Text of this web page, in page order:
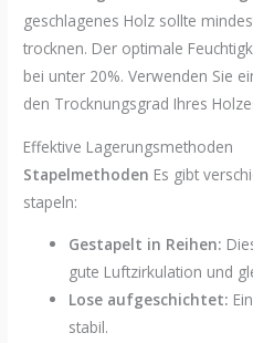
geschlagenes Holz sollte
trocknen. Der optimale
bei unter 20%. Verwenden Sie
den Trocknungsgrad Ihres
Effektive Lagerungsmethoden
Stapelmethoden Es gibt
stapeln:
Gestapelt in Reihen:
gute Luftzirkulation und
Lose aufgeschichtet:
stabil.